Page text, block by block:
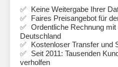
Keine Weitergabe Ihrer
Faires Preisangebot für
Ordentliche Rechnung
Deutschland
Kostenloser Transfer und
Seit 2011: Tausenden
verholfen